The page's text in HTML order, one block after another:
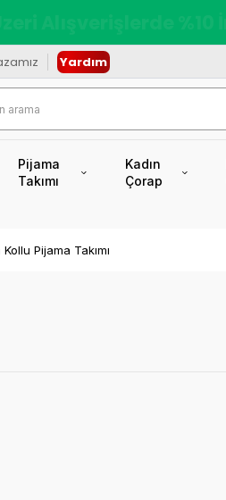
Yardım
Pijama
Takımı
Kadın
Çorap
Kollu Pijama Takımı